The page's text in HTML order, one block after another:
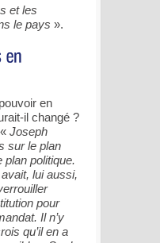
et les
le pays ».
en
il changé ?
Joseph
sur le plan
plan politique.
avait, lui aussi,
pour
Il n’y
qu’il en a